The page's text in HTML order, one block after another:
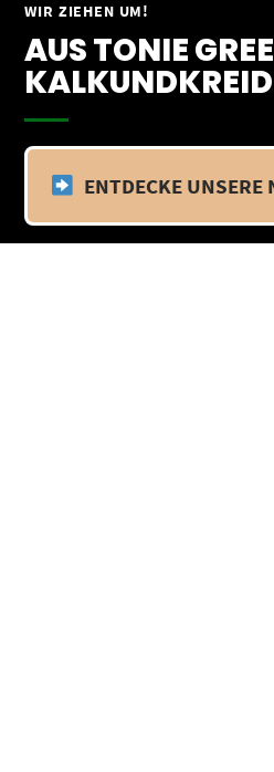
WIR ZIEHEN UM!
AUS TONIE
ENTDECKE UNSERE
Springe
Inhalt
Vom 09.04.25 - 20.04.25 befinden
Zeitraum findet kein